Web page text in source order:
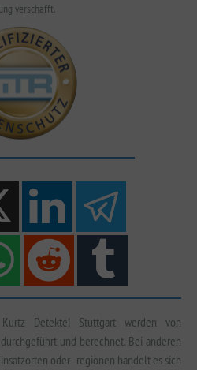
verschafft.
Detektei Stuttgart werden von
und berechnet. Bei anderen
oder -regionen handelt es sich